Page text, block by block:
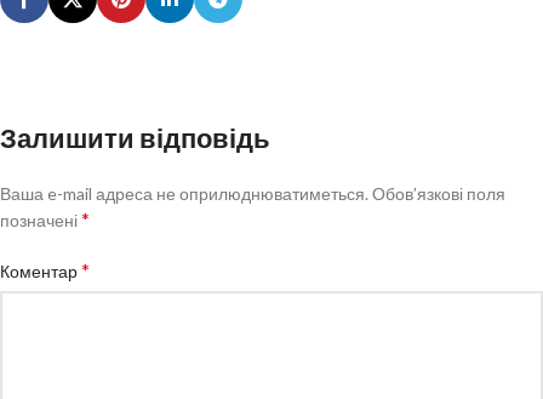
Залишити відповідь
Ваша e-mail адреса не оприлюднюватиметься. Обов’язкові поля
позначені*
Коментар*